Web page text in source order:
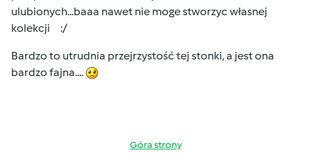
ulubionych...baaa nawet nie moge stworzyc własnej
kolekcji :/
Bardzo to utrudnia przejrzystość tej stonki, a jest ona
bardzo fajna....
Góra strony